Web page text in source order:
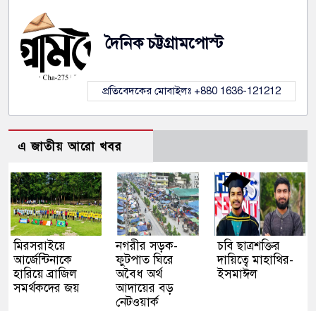
দৈনিক চট্টগ্রামপোস্ট
প্রতিবেদকের মোবাইলঃ +880 1636-121212
এ জাতীয় আরো খবর
মিরসরাইয়ে
আর্জেন্টিনাকে
হারিয়ে ব্রাজিল
সমর্থকদের জয়
নগরীর সড়ক-
ফুটপাত ঘিরে
অবৈধ অর্থ
আদায়ের বড়
নেটওয়ার্ক
চবি ছাত্রশক্তির
দায়িত্বে মাহাথির-
ইসমাঈল